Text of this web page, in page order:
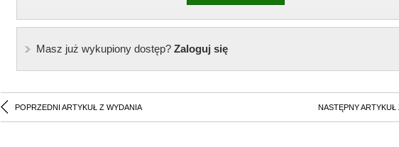
Masz już wykupiony dostęp?Zaloguj się
POPRZEDNI ARTYKUŁ Z WYDANIA NASTĘPNY ARTYKUŁ